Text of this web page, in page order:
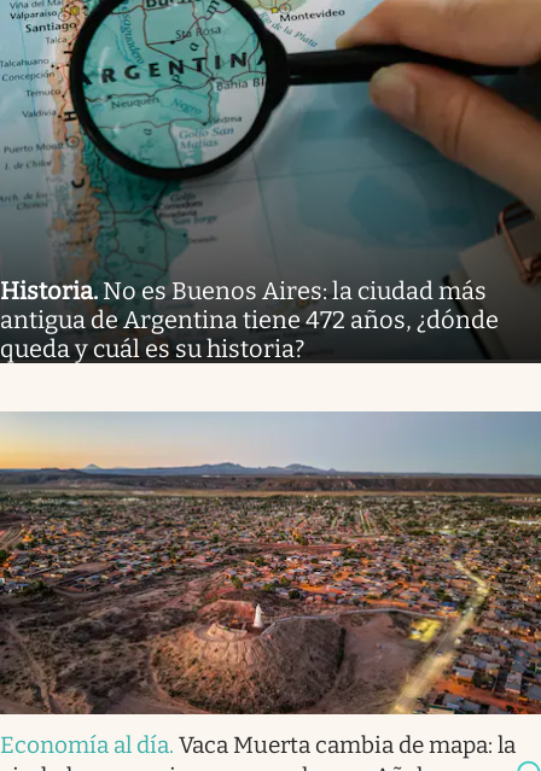
Historia. No es Buenos Aires: la ciudad más
antigua de Argentina tiene 472 años, ¿dónde
queda y cuál es su historia?
Economía al día. Vaca Muerta cambia de mapa: la